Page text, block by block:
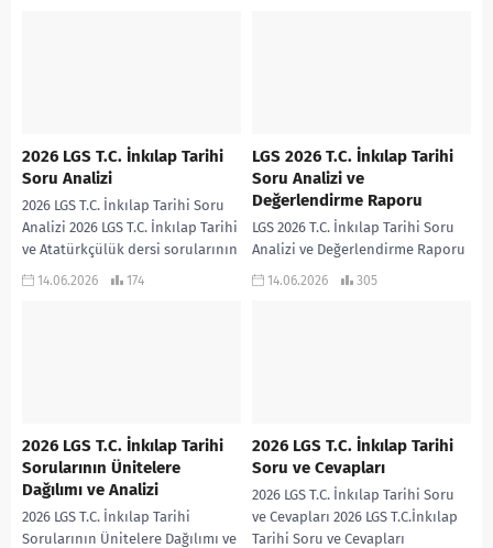
2026 LGS T.C. İnkılap Tarihi
Soru Analizi
2026 LGS T.C. İnkılap Tarihi Soru
Analizi 2026 LGS T.C. İnkılap Tarihi
ve Atatürkçülük dersi sorularının
analizini gösteren infografik
14.06.2026 174
LGS 2026 T.C. İnkılap Tarihi
Soru Analizi ve
Değerlendirme Raporu
LGS 2026 T.C. İnkılap Tarihi Soru
Analizi ve Değerlendirme Raporu
LGS 2026 T.C. İNKILAP TARİHİ VE
14.06.2026 305
2026 LGS T.C. İnkılap Tarihi
Sorularının Ünitelere
Dağılımı ve Analizi
2026 LGS T.C. İnkılap Tarihi
Sorularının Ünitelere Dağılımı ve
2026 LGS T.C. İnkılap Tarihi
Soru ve Cevapları
2026 LGS T.C. İnkılap Tarihi Soru
ve Cevapları 2026 LGS T.C.İnkılap
Tarihi Soru ve Cevapları